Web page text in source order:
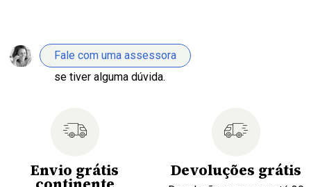
Fale com uma assessora
se tiver alguma dúvida.
Envio grátis Devoluções grátis